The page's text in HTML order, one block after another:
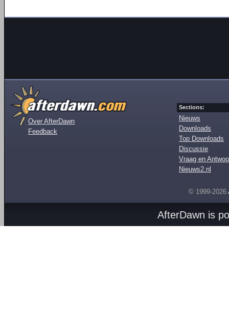
Over AfterDawn
Feedback
Sections:
Nieuws
Downloads
Top Downloads
Discussie
Vraag en
Nieuws2.nl
© 1999-2026
AfterDawn is